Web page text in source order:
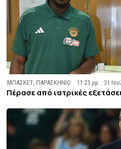
ΜΠΑΣΚΕΤ ,ΠΑΡΑΣΚΗΝΙΟ 11:23 μμ 31
Πέρασε από ιατρικές